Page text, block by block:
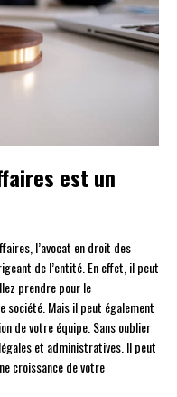
est un
l’avocat en droit des
de l’entité. En effet, il peut
prendre pour le
société. Mais il peut également
de votre équipe. Sans oublier
et administratives. Il peut
croissance de votre